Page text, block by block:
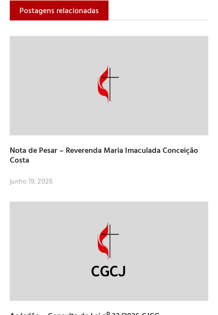
Postagens relacionadas
Nota de Pesar – Reverenda Maria Imaculada Conceição
Costa
junho 19, 2026